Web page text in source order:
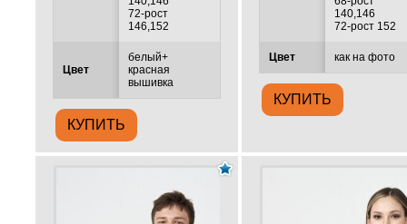
72-рост
146,152
Цвет
белый+
красная
вышивка
140,146
72-рост 152
Цвет как на фото